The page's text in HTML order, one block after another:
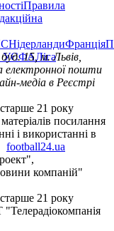
Правила
НідерландиФранція
УЄФАЛіга
15, м. Львів,
електронної пошти
медіа в Реєстрі
21 року
посилання
і використанні в
football24.ua
компаній"
21 року